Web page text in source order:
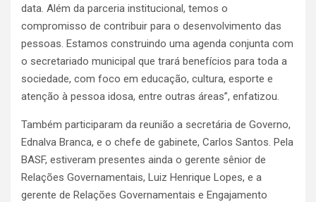
data. Além da parceria institucional, temos o
compromisso de contribuir para o desenvolvimento das
pessoas. Estamos construindo uma agenda conjunta com
o secretariado municipal que trará benefícios para toda a
sociedade, com foco em educação, cultura, esporte e
atenção à pessoa idosa, entre outras áreas”, enfatizou.
Também participaram da reunião a secretária de Governo,
Ednalva Branca, e o chefe de gabinete, Carlos Santos. Pela
BASF, estiveram presentes ainda o gerente sênior de
Relações Governamentais, Luiz Henrique Lopes, e a
gerente de Relações Governamentais e Engajamento